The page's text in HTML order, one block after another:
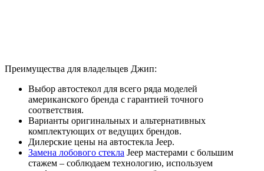
Преимущества для владельцев Джип:
Выбор автостекол для всего ряда моделей
американского бренда с гарантией точного
соответствия.
Варианты оригинальных и альтернативных
комплектующих от ведущих брендов.
Дилерские цены на автостекла Jeep.
Замена лобового стекла Jeep мастерами с большим
стажем – соблюдаем технологию, используем